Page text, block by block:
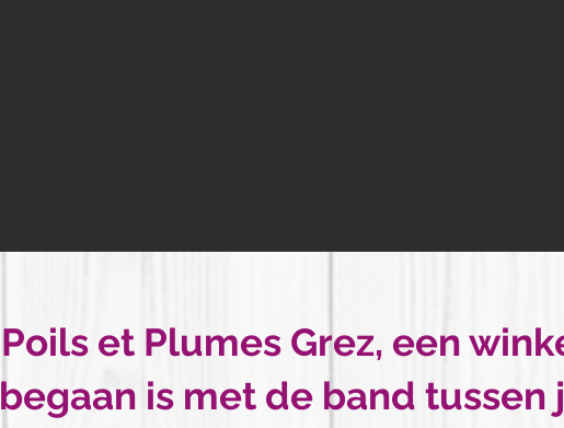
Poils et Plumes Grez, een
begaan is met de band tussen